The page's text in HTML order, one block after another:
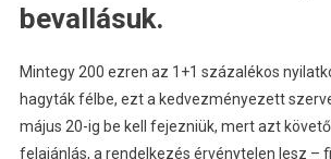
bevallásuk.
Mintegy 200 ezren az 1+1 százalékos
hagyták félbe, ezt a kedvezményezett
május 20-ig be kell fejezniük, mert azt
felajánlás, a rendelkezés érvénytelen lesz –